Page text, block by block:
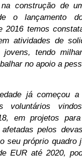
construção de
o lançamento
2016 temos
atividades de
tendo
no apoio a
já começou
voluntários
em projetos
pelos
seu próprio
EUR até 2020,